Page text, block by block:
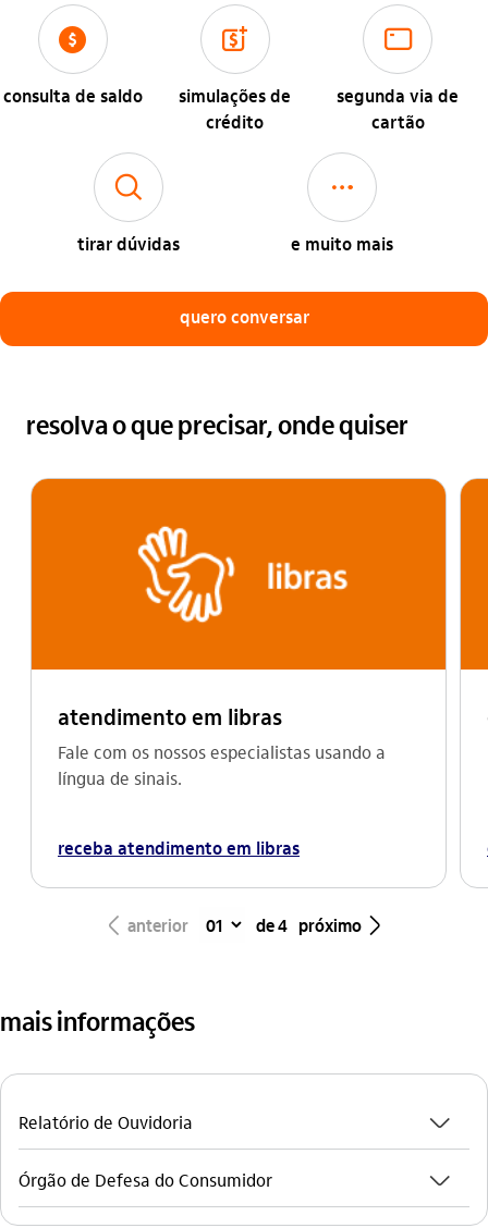
saldo_outline
consulta de saldo
credito_outline
simulações de
crédito
cartao_outline
segunda via de
cartão
busca_outline
tirar dúvidas
outros
e muito mais
quero conversar
resolva o que precisar, onde quiser
atendimento em libras
Fale com os nossos especialistas usando a
língua de sinais.
receba atendimento em libras
seta_esquerda anterior de 4 próximo seta_direita
mais informações
Relatório de Ouvidoria seta_baixo
Órgão de Defesa do Consumidor seta_baixo